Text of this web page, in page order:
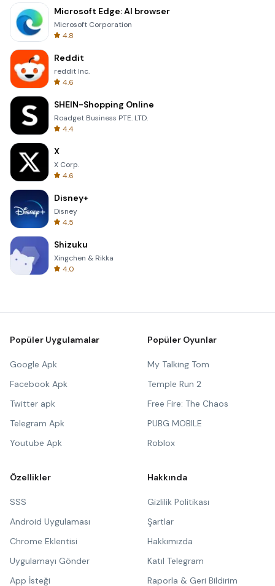
Microsoft Edge: AI browser
Microsoft Corporation
4.8
Reddit
reddit Inc.
4.6
SHEIN-Shopping Online
Roadget Business PTE. LTD.
4.4
X
X Corp.
4.6
Disney+
Disney
4.5
Shizuku
Xingchen & Rikka
4.0
Popüler Uygulamalar
Google Apk
Facebook Apk
Twitter apk
Telegram Apk
Youtube Apk
Popüler Oyunlar
My Talking Tom
Temple Run 2
Free Fire: The Chaos
PUBG MOBILE
Roblox
Özellikler
SSS
Android Uygulaması
Chrome Eklentisi
Uygulamayı Gönder
App İsteği
Hakkında
Gizlilik Politikası
Şartlar
Hakkımızda
Katıl Telegram
Raporla & Geri Bildirim